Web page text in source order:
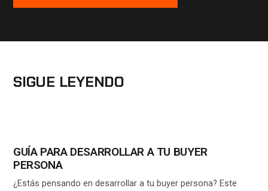
SIGUE LEYENDO
GUÍA PARA DESARROLLAR A TU BUYER
PERSONA
¿Estás pensando en desarrollar a tu buyer persona? Este